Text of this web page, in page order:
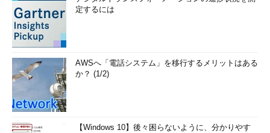
定するには
AWSへ「電話システム」を移行するメリットはある
か？ (1/2)
【Windows 10】後々困らないように、分かりやす